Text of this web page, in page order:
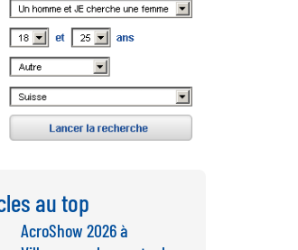
au top
AcroShow 2026 à